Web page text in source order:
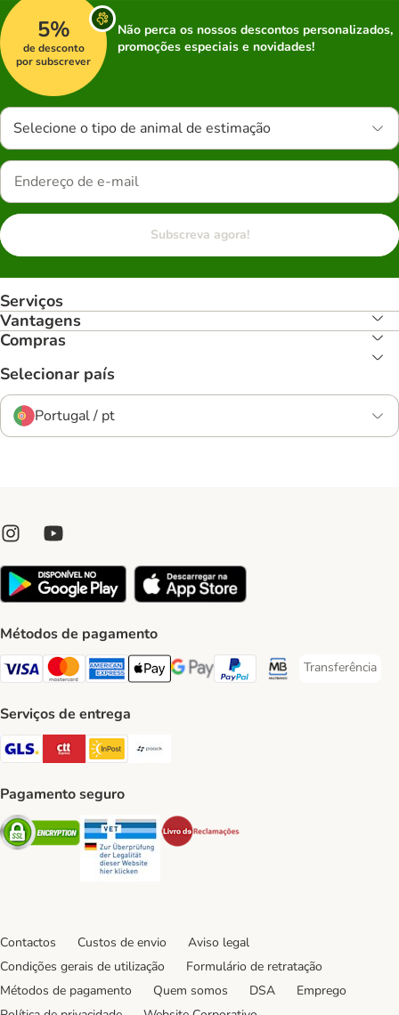
5%
de desconto
por subscrever
Não perca os nossos descontos personalizados,
promoções especiais e novidades!
Selecione o tipo de animal de estimação
Subscreva agora!
Serviços
Vantagens
Compras
Selecionar país
Portugal / pt
Métodos de pagamento
Visa Payment Method
Mastercard Payment Method
American Express Payment Method
Apple Pay Payment Method
Google Pay Payment Method
PayPal Payment Method
Multibanco Payment
Transferência
Transferência
Serviços de entrega
GLS Shipping Method
CTTExpress Shipping Method
InPost Shipping Method
Pagamento seguro
Security Security
Contactos Custos de envio
Aviso legal
Condições gerais de utilização
Formulário de retratação
Métodos de pagamento
Quem somos DSA
Emprego